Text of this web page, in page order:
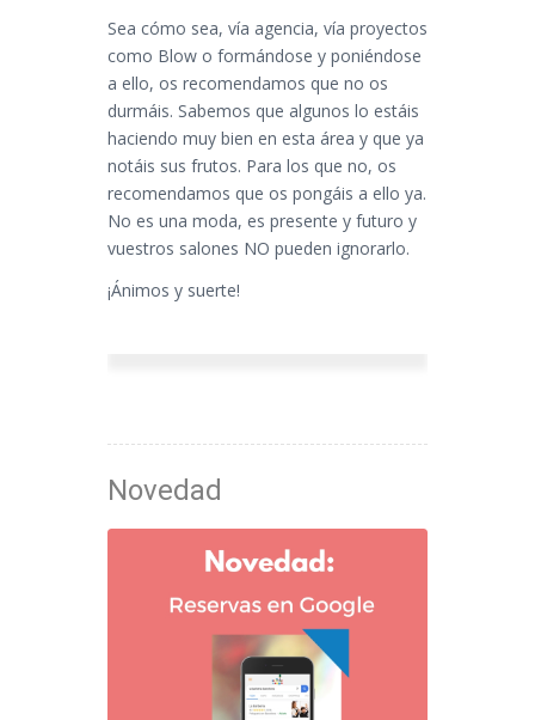
Sea cómo sea, vía agencia, vía proyectos
como Blow o formándose y poniéndose
a ello, os recomendamos que no os
durmáis. Sabemos que algunos lo estáis
haciendo muy bien en esta área y que ya
notáis sus frutos. Para los que no, os
recomendamos que os pongáis a ello ya.
No es una moda, es presente y futuro y
vuestros salones NO pueden ignorarlo.
¡Ánimos y suerte!
Novedad